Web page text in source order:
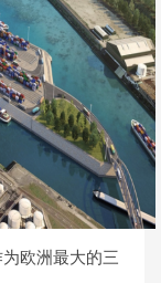
欧洲最大的三